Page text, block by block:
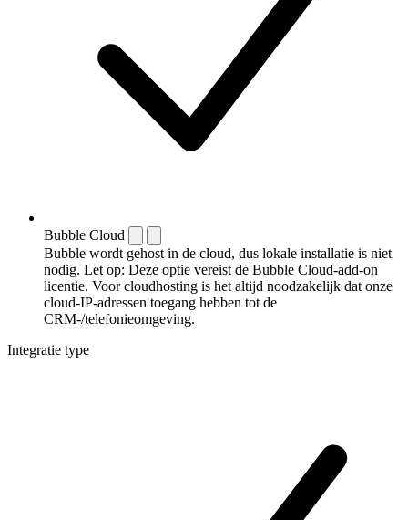
Bubble Cloud
Bubble wordt gehost in de cloud, dus lokale installatie is niet
nodig. Let op: Deze optie vereist de Bubble Cloud-add-on
licentie. Voor cloudhosting is het altijd noodzakelijk dat onze
cloud-IP-adressen toegang hebben tot de
CRM-/telefonieomgeving.
Integratie type